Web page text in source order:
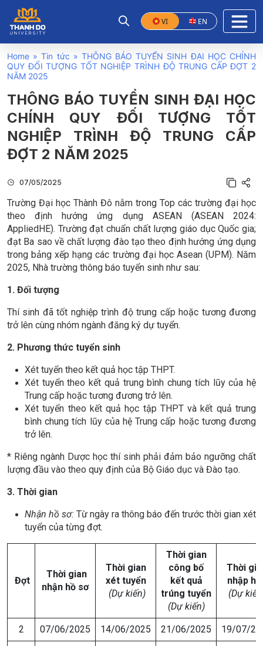
VI EN
Home »Tin tức » THÔNG BÁO TUYỂN SINH ĐẠI HỌC CHÍNH
QUY ĐỐI TƯỢNG TỐT NGHIỆP TRÌNH ĐỘ TRUNG CẤP ĐỢT 2
NĂM 2025
THÔNG BÁO TUYỂN SINH ĐẠI HỌC
CHÍNH QUY ĐỐI TƯỢNG TỐT
NGHIỆP TRÌNH ĐỘ TRUNG CẤP
ĐỢT 2 NĂM 2025
07/05/2025
Trường Đại học Thành Đô nằm trong Top các trường đại học
theo định hướng ứng dụng ASEAN (ASEAN 2024:
AppliedHE). Trường đạt chuẩn chất lượng giáo dục Quốc gia;
đạt Ba sao về chất lượng đào tạo theo định hướng ứng dụng
trong bảng xếp hạng các trường đại học Asean (UPM). Năm
2025, Nhà trường thông báo tuyển sinh như sau:
1. Đối tượng
Thí sinh đã tốt nghiệp trình độ trung cấp hoặc tương đương
trở lên cùng nhóm ngành đăng ký dự tuyển.
2. Phương thức tuyển sinh
Xét tuyển theo kết quả học tập THPT.
Xét tuyển theo kết quả trung bình chung tích lũy của hệ
Trung cấp hoặc tương đương trở lên.
Xét tuyển theo kết quả học tập THPT và kết quả trung
bình chung tích lũy của hệ Trung cấp hoặc tương đương
trở lên.
* Riêng ngành Dược học thí sinh phải đảm bảo ngưỡng chất
lượng đầu vào theo quy định của Bộ Giáo dục và Đào tạo.
3. Thời gian
Nhận hồ sơ: Từ ngày ra thông báo đến trước thời gian xét
tuyển của từng đợt.
Đợt
Thời gian
nhận hồ sơ
Thời gian
xét tuyển
(Dự kiến)
Thời gian
công bố
kết quả
trúng tuyển
(Dự kiến)
Thời
nhập
(Dự
2 07/06/2025 14/06/2025 21/06/2025 19/07/